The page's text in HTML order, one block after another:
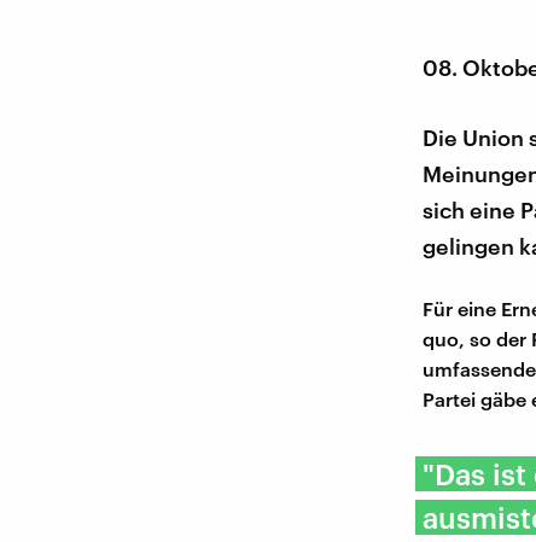
08.
Die Union
sich eine
gelingen
Für eine
quo, so der
Partei gäbe
"Das